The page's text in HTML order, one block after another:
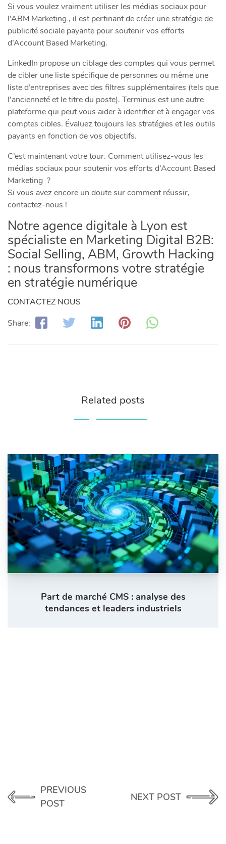
Si vous voulez vraiment utiliser les médias sociaux pour
l’ABM Marketing , il est pertinant de créer une stratégie de
publicité sociale payante pour soutenir vos efforts
d’Account Based Marketing.
​LinkedIn propose un ciblage des comptes qui vous permet
de cibler une liste spécifique de personnes ou même une
liste d’entreprises avec des filtres supplémentaires (tels que
l’ancienneté et le titre du poste). Terminus est une autre
plateforme qui peut vous aider à identifier et à engager vos
comptes cibles. Évaluez toujours les stratégies et les outils
payants en fonction de vos objectifs.
C’est maintenant votre tour. Comment utilisez-vous les
médias sociaux pour soutenir vos efforts d’Account Based
Marketing ?
Si vous avez encore un doute sur comment réussir,
contactez-nous !
Notre agence digitale à Lyon est
spécialiste en Marketing Digital B2B:
Social Selling, ABM, Growth Hacking
: nous transformons votre stratégie
en stratégie numérique
CONTACTEZ NOUS
Share:
Related posts
Part de marché CMS : analyse des
tendances et leaders industriels
PREVIOUS
POST
NEXT POST